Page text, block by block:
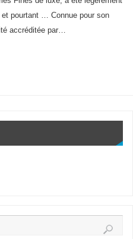
pourtant … Connue pour son
accréditée par…